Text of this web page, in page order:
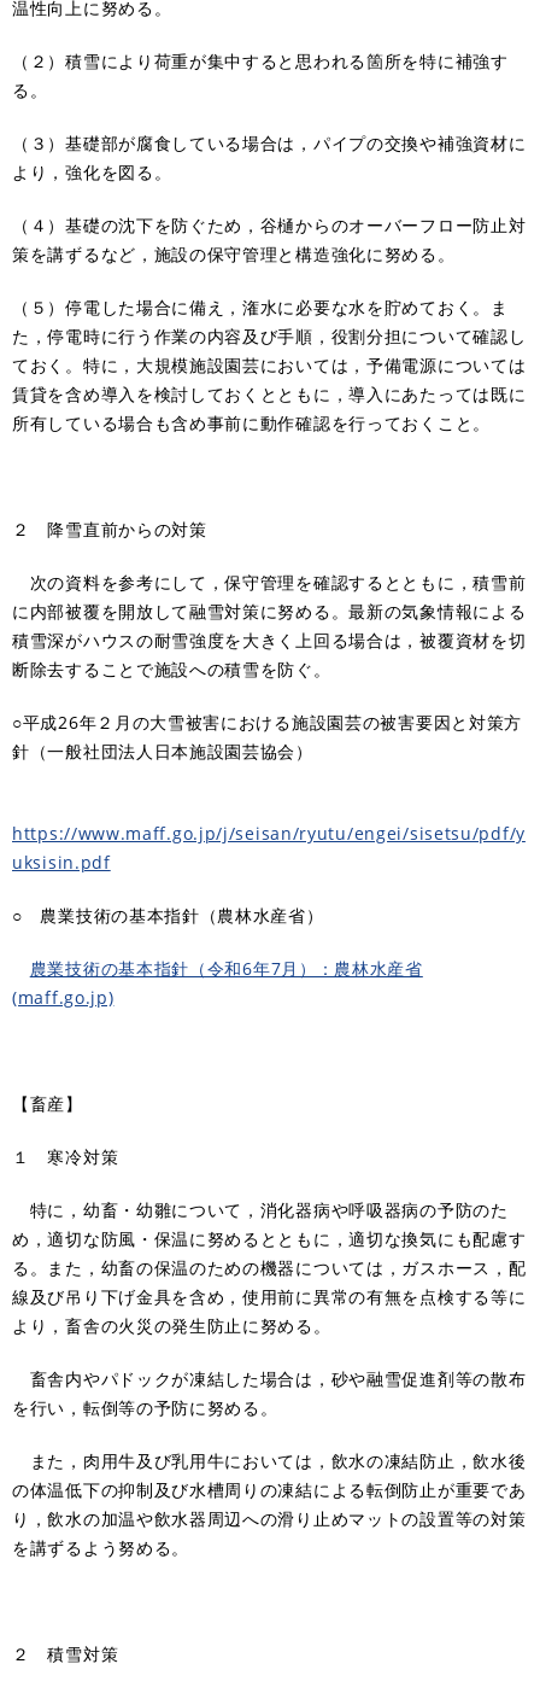
温性向上に努める。
（２）積雪により荷重が集中すると思われる箇所を特に補強す
る。
（３）基礎部が腐食している場合は，パイプの交換や補強資材に
より，強化を図る。
（４）基礎の沈下を防ぐため，谷樋からのオーバーフロー防止対
策を講ずるなど，施設の保守管理と構造強化に努める。
（５）停電した場合に備え，潅水に必要な水を貯めておく。ま
た，停電時に行う作業の内容及び手順，役割分担について確認し
ておく。特に，大規模施設園芸においては，予備電源については
賃貸を含め導入を検討しておくとともに，導入にあたっては既に
所有している場合も含め事前に動作確認を行っておくこと。
２ 降雪直前からの対策
次の資料を参考にして，保守管理を確認するとともに，積雪前
に内部被覆を開放して融雪対策に努める。最新の気象情報による
積雪深がハウスの耐雪強度を大きく上回る場合は，被覆資材を切
断除去することで施設への積雪を防ぐ。
○平成26年２月の大雪被害における施設園芸の被害要因と対策方
針（一般社団法人日本施設園芸協会）
https://www.maff.go.jp/j/seisan/ryutu/engei/sisetsu/pdf/y
uksisin.pdf
○ 農業技術の基本指針（農林水産省）
農業技術の基本指針（令和6年7月）：農林水産省
(maff.go.jp)
【畜産】
１ 寒冷対策
特に，幼畜・幼雛について，消化器病や呼吸器病の予防のた
め，適切な防風・保温に努めるとともに，適切な換気にも配慮す
る。また，幼畜の保温のための機器については，ガスホース，配
線及び吊り下げ金具を含め，使用前に異常の有無を点検する等に
より，畜舎の火災の発生防止に努める。
畜舎内やパドックが凍結した場合は，砂や融雪促進剤等の散布
を行い，転倒等の予防に努める。
また，肉用牛及び乳用牛においては，飲水の凍結防止，飲水後
の体温低下の抑制及び水槽周りの凍結による転倒防止が重要であ
り，飲水の加温や飲水器周辺への滑り止めマットの設置等の対策
を講ずるよう努める。
２ 積雪対策